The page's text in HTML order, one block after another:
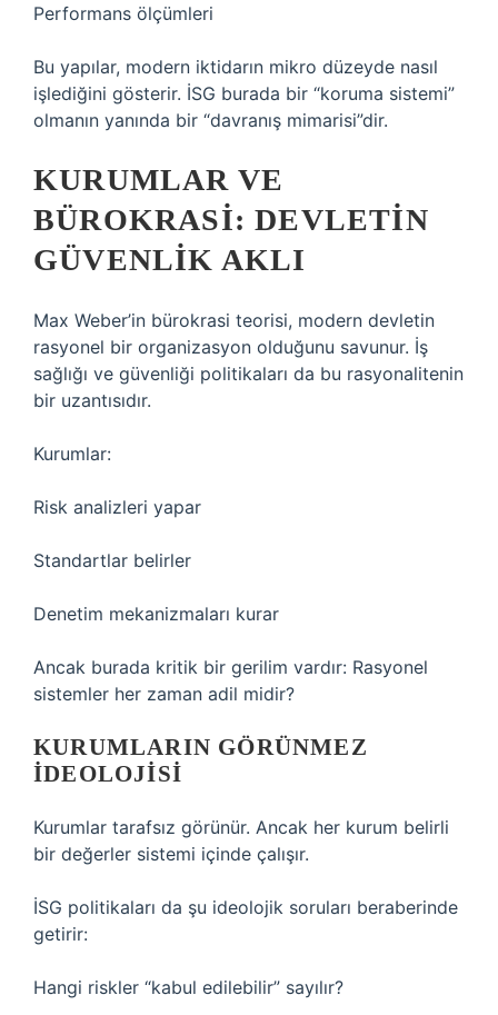
Performans ölçümleri
Bu yapılar, modern iktidarın mikro düzeyde nasıl
işlediğini gösterir. İSG burada bir “koruma sistemi”
olmanın yanında bir “davranış mimarisi”dir.
KURUMLAR VE
BÜROKRASI: DEVLETIN
GÜVENLIK AKLI
Max Weber’in bürokrasi teorisi, modern devletin
rasyonel bir organizasyon olduğunu savunur. İş
sağlığı ve güvenliği politikaları da bu rasyonalitenin
bir uzantısıdır.
Kurumlar:
Risk analizleri yapar
Standartlar belirler
Denetim mekanizmaları kurar
Ancak burada kritik bir gerilim vardır: Rasyonel
sistemler her zaman adil midir?
KURUMLARIN GÖRÜNMEZ
IDEOLOJISI
Kurumlar tarafsız görünür. Ancak her kurum belirli
bir değerler sistemi içinde çalışır.
İSG politikaları da şu ideolojik soruları beraberinde
getirir:
Hangi riskler “kabul edilebilir” sayılır?